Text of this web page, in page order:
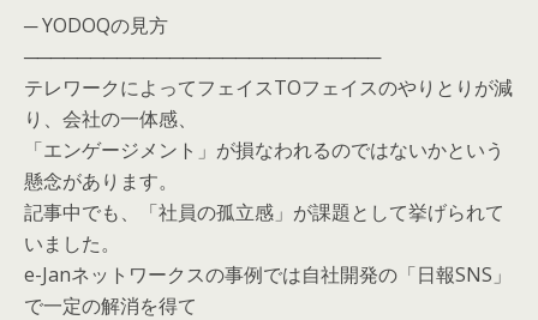
─ YODOQの見方
───────────────────────────
テレワークによってフェイスTOフェイスのやりとりが減
り、会社の一体感、
「エンゲージメント」が損なわれるのではないかという
懸念があります。
記事中でも、「社員の孤立感」が課題として挙げられて
いました。
e-Janネットワークスの事例では自社開発の「日報SNS」
で一定の解消を得て